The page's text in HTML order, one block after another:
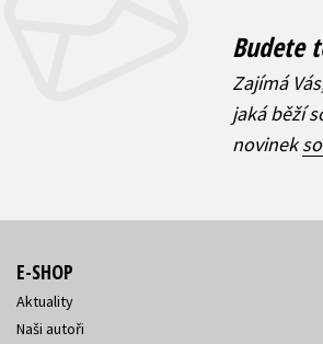
Budete
Zajímá
jaká běží
novinek
E-SHOP
Aktuality
Naši autoři